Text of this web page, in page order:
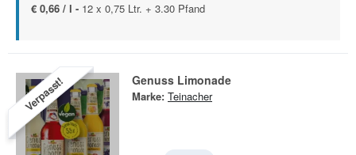
€ 0,66 / l - 12 x 0,75 Ltr. + 3.30 Pfand
Verpasst! Genuss Limonade
Marke: Teinacher